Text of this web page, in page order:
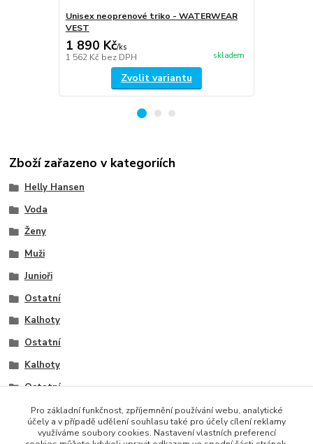
Unisex neoprenové triko - WATERWEAR
VEST
1 890 Kč/ks
1 562 Kč bez DPH skladem
Zvolit variantu
Zboží zařazeno v kategoriích
Helly Hansen
Voda
Ženy
Muži
Junioři
Ostatní
Kalhoty
Ostatní
Kalhoty
Ostatní
Kalhoty
Pro základní funkčnost, zpříjemnění používání webu, analytické
účely a v případě udělení souhlasu také pro účely cílení reklamy
využíváme soubory cookies. Nastavení vlastních preferencí